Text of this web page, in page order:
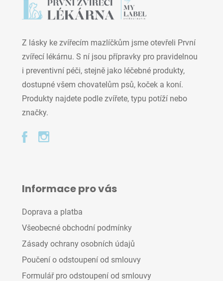
Z lásky ke zvířecím mazlíčkům jsme otevřeli První
zvířecí lékárnu. S ní jsou přípravky pro pravidelnou
i preventivní péči, stejně jako léčebné produkty,
dostupné všem chovatelům psů, koček a koní.
Produkty najdete podle zvířete, typu potíží nebo
značky.
Informace pro vás
Doprava a platba
Všeobecné obchodní podmínky
Zásady ochrany osobních údajů
Poučení o odstoupení od smlouvy
Formulář pro odstoupení od smlouvy